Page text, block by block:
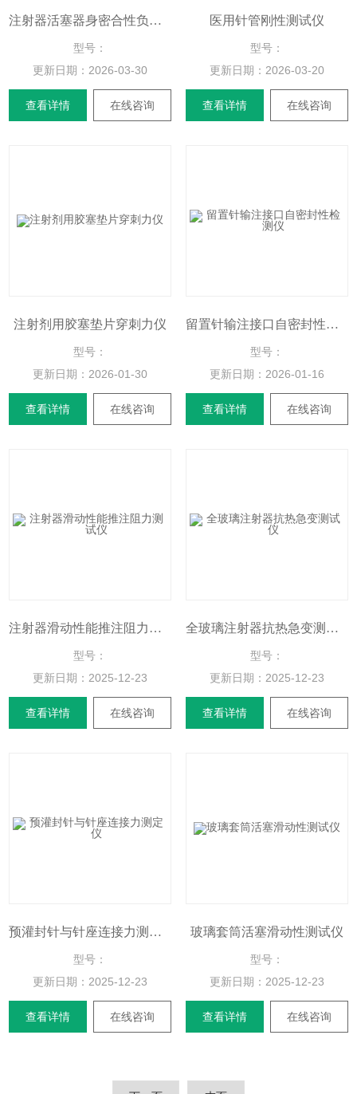
注射器活塞器身密合性负压测试仪
型号：
更新日期： 2026-03-30
查看详情 在线咨询
医用针管刚性测试仪
型号：
更新日期： 2026-03-20
查看详情 在线咨询
注射剂用胶塞垫片穿刺力仪
型号：
更新日期： 2026-01-30
查看详情 在线咨询
留置针输注接口自密封性检测仪
型号：
更新日期： 2026-01-16
查看详情 在线咨询
注射器滑动性能推注阻力测试仪
型号：
更新日期： 2025-12-23
查看详情 在线咨询
全玻璃注射器抗热急变测试仪
型号：
更新日期： 2025-12-23
查看详情 在线咨询
预灌封针与针座连接力测定仪
型号：
更新日期： 2025-12-23
查看详情 在线咨询
玻璃套筒活塞滑动性测试仪
型号：
更新日期： 2025-12-23
查看详情 在线咨询